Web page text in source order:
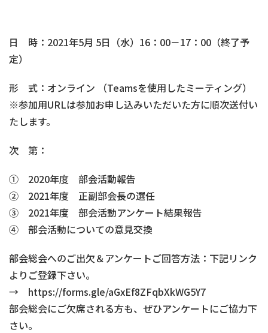
日 時：2021年5月 5日（水）16：00－17：00（終了予
定）
形 式：オンライン （Teamsを使用したミーティング）
※参加用URLは参加お申し込みいただいた方に順次送付い
たします。
次 第：
① 2020年度 部会活動報告
② 2021年度 正副部会長の選任
③ 2021年度 部会活動アンケート結果報告
④ 部会活動についての意見交換
部会総会へのご出欠＆アンケートご回答方法：下記リンク
よりご登録下さい。
→ https://forms.gle/aGxEf8ZFqbXkWG5Y7
部会総会にご欠席される方も、ぜひアンケートにご協力下
さい。